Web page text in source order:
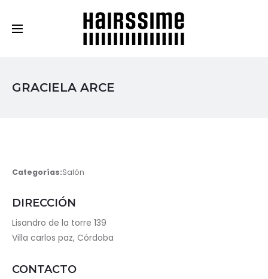
GRACIELA ARCE
Categorías:Salón
DIRECCIÓN
Lisandro de la torre 139
Villa carlos paz, Córdoba
CONTACTO